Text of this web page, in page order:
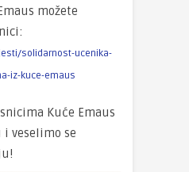
možete
solidarnost-ucenika-
iz-kuce-emaus
Kuće Emaus
i veselimo se